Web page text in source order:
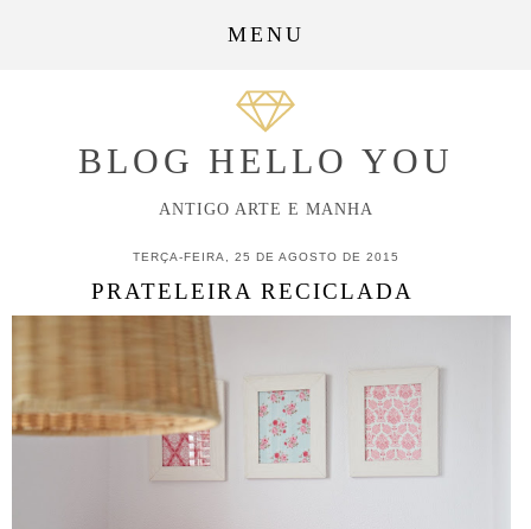
MENU
BLOG HELLO YOU
ANTIGO ARTE E MANHA
TERÇA-FEIRA, 25 DE AGOSTO DE 2015
PRATELEIRA RECICLADA